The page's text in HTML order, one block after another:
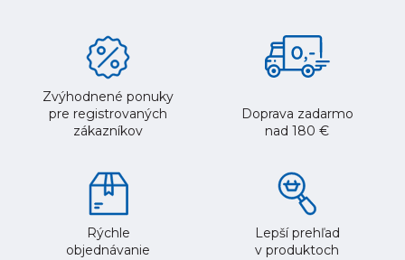
Zvýhodnené ponuky
pre registrovaných
zákazníkov
Doprava zadarmo
nad 180 €
Rýchle
objednávanie
Lepší prehľad
v produktoch